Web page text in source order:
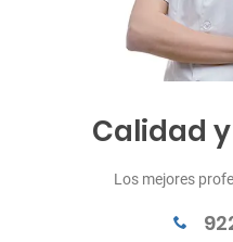
Calidad y
Los mejores